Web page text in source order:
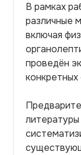
В рамках
различные
включая
проведён